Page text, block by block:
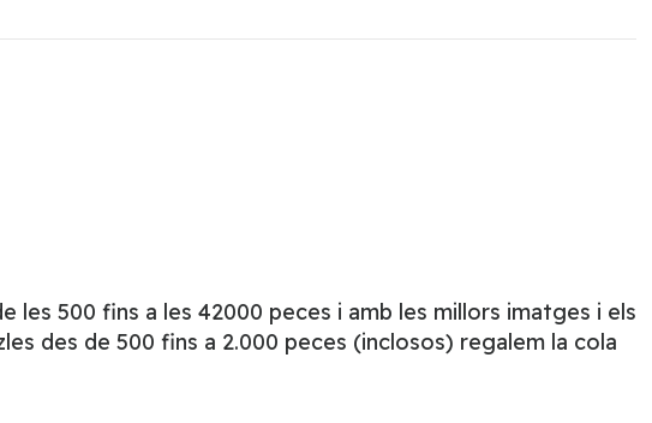
les 500 fins a les 42000 peces i amb les millors imatges i els
des de 500 fins a 2.000 peces (inclosos) regalem la cola